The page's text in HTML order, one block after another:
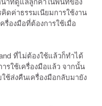
ดค่าธรรมเนียมการใช้งาน
รื่องมือที่ต้องการใช้เมื่อ
ที่ไม่ต้องใช้แล้วก็ทำได้
ารใช้เครื่องมือแล้ว จากนั้น
ช้ส่งคืนเครื่องมือกลับมายัง